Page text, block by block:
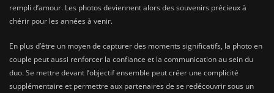
rempli d’amour. Les photos deviennent alors des souvenirs précieux à
chérir pour les années à venir.
En plus d’être un moyen de capturer des moments significatifs, la photo en
couple peut aussi renforcer la confiance et la communication au sein du
duo. Se mettre devant l’objectif ensemble peut créer une complicité
supplémentaire et permettre aux partenaires de se redécouvrir sous un